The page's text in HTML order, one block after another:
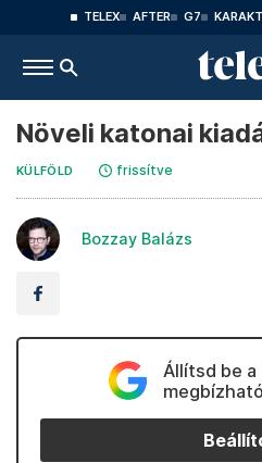
TELEX AFTER G7
Növeli katonai
KÜLFÖLD frissítve
Bozzay Balázs
Állítsd be a